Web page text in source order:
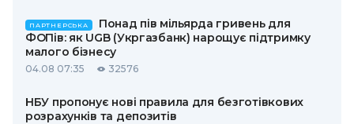
ПАРТНЕРСЬКА
Понад пів мільярда гривень для
ФОПів: як UGB (Укргазбанк) нарощує підтримку
малого бізнесу
04.08 07:35 32576
НБУ пропонує нові правила для безготівкових
розрахунків та депозитів